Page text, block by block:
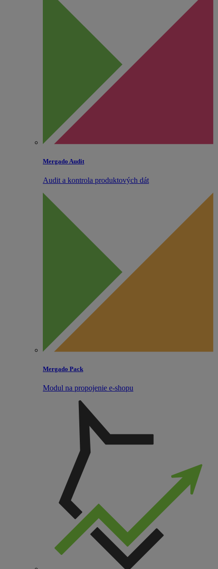
Mergado Audit
Audit a kontrola produktových dát
Mergado Pack
Modul na propojenie e‑shopu